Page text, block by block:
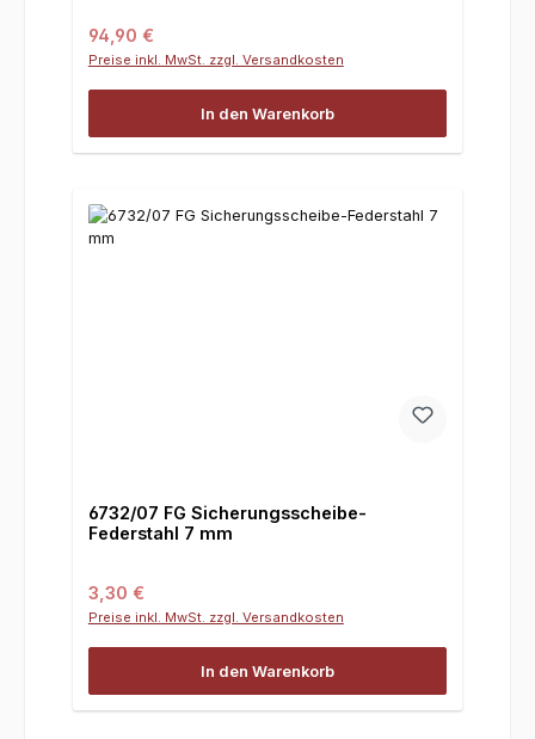
Regulärer Preis:
94,90 €
Preise inkl. MwSt. zzgl. Versandkosten
In den Warenkorb
6732/07 FG Sicherungsscheibe-
Federstahl 7 mm
Regulärer Preis:
3,30 €
Preise inkl. MwSt. zzgl. Versandkosten
In den Warenkorb